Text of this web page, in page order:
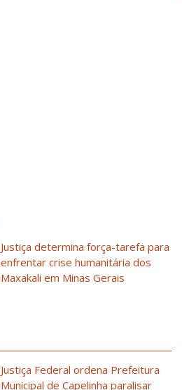
Justiça determina força-tarefa para
enfrentar crise humanitária dos
Maxakali em Minas Gerais
Justiça Federal ordena Prefeitura
Municipal de Capelinha paralisar